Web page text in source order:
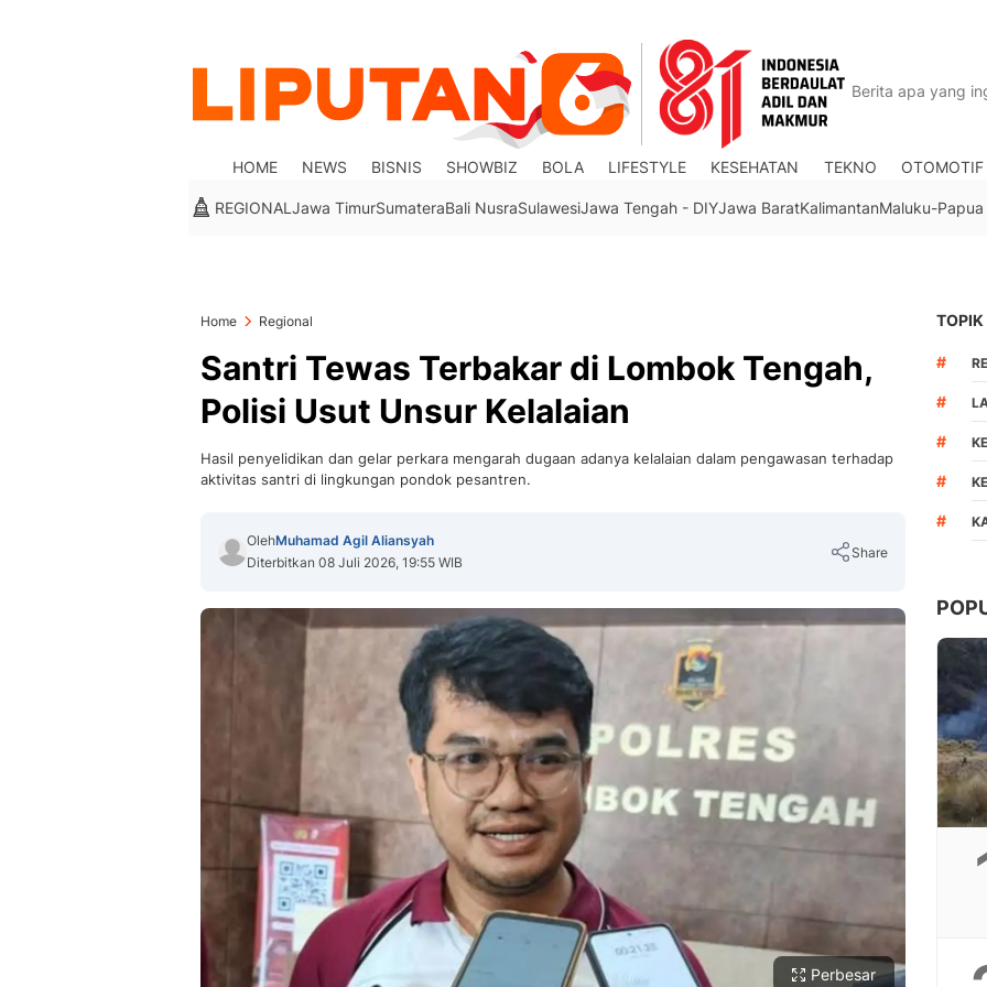
HOME NEWS BISNIS SHOWBIZ BOLA LIFESTYLE KESEHATAN TEKNO OTOMOTIF
REGIONAL Jawa TimurSumateraBali NusraSulawesiJawa Tengah - DIYJawa BaratKalimantanMaluku-Papua
Home Regional
Santri Tewas Terbakar di Lombok Tengah,
Polisi Usut Unsur Kelalaian
Hasil penyelidikan dan gelar perkara mengarah dugaan adanya kelalaian dalam pengawasan terhadap
aktivitas santri di lingkungan pondok pesantren.
OlehMuhamad Agil Aliansyah
Diterbitkan 08 Juli 2026, 19:55 WIB
Share
Perbesar
TOPIK
#
#
#
#
#